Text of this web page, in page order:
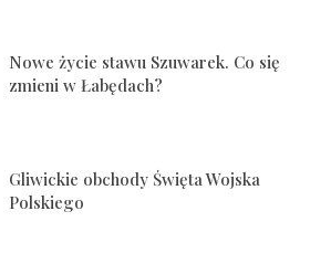
Nowe życie stawu Szuwarek. Co się
zmieni w Łabędach?
Gliwickie obchody Święta Wojska
Polskiego